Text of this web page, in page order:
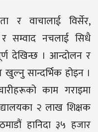
र वाचालाई विर्सेर,
सम्वाद नचलाई सिधै
देखिन्छ । आन्दोलन र
सान्दर्भिक होइन ।
काम गराइमा
२ लाख शिक्षक
हानिदा ३५ हजार